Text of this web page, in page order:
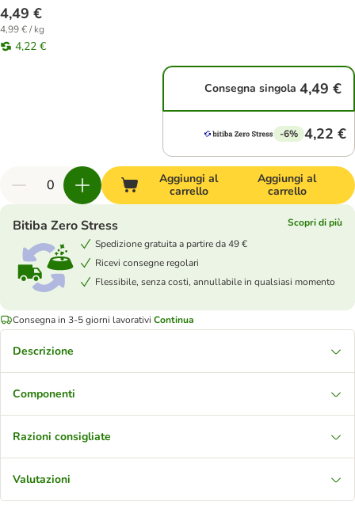
4,49 €
4,99 € / kg
4,22 €
Consegna singola 4,49 €
-6% 4,22 €
Aggiungi al
carrello
Aggiungi al
carrello
Bitiba Zero Stress
Scopri di più
Spedizione gratuita a partire da 49 €
Ricevi consegne regolari
Flessibile, senza costi, annullabile in qualsiasi momento
Consegna in 3-5 giorni lavorativi Continua
Descrizione
Componenti
Razioni consigliate
Valutazioni